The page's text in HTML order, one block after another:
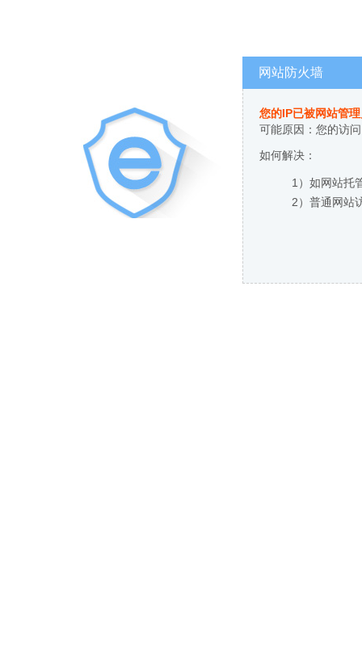
网站防火墙
您的IP已被网站管
可能原因：您的访
如何解决：
1）如网站托
2）普通网站